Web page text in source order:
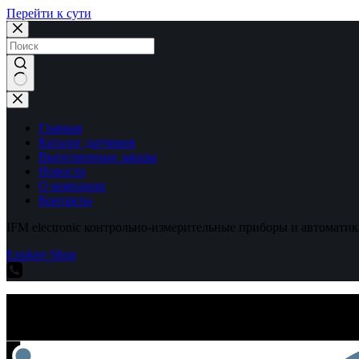
Перейти к сути
Ничего
не
найденоГлавная
Каталог датчиков
Выполненные заказы
Новости
О компании
Контакты
IFM electronic контрольно-измерительные приборы и
Explore Shop